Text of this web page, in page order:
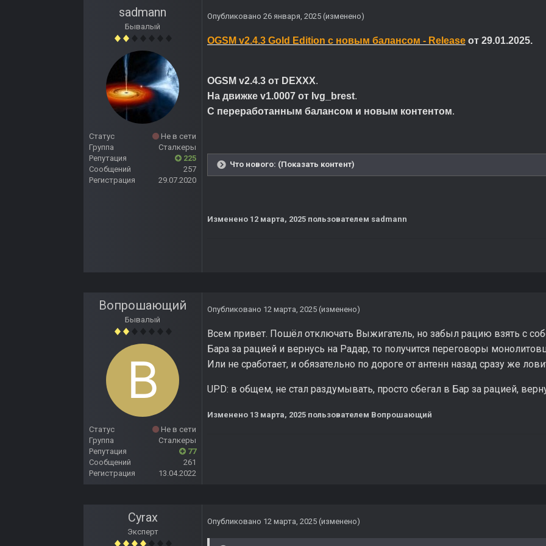
sadmann
Бывалый
Статус
Не в сети
Группа
Сталкеры
Репутация
225
Сообщений
257
Регистрация
29.07.2020
Опубликовано 26 января, 2025 (изменено)
OGSM v2.4.3 Gold Edition с новым балансом - Release от 29.01.2025.
OGSM v2.4.3 от DEXXX.
На движке v1.0007 от Ivg_brest.
С переработанным балансом и новым контентом.
Что нового: (Показать контент)
Изменено 12 марта, 2025 пользователем sadmann
Вопрошающий
Бывалый
Статус
Не в сети
Группа
Сталкеры
Репутация
77
Сообщений
261
Регистрация
13.04.2022
Опубликовано 12 марта, 2025 (изменено)
Всем привет. Пошёл отключать Выжигатель, но забыл рацию взять с
Бара за рацией и вернусь на Радар, то получится переговоры
Или не сработает, и обязательно по дороге от антенн назад сразу же
UPD: в общем, не стал раздумывать, просто сбегал в Бар за рацией,
Изменено 13 марта, 2025 пользователем Вопрошающий
Cyrax
Эксперт
Опубликовано 12 марта, 2025 (изменено)